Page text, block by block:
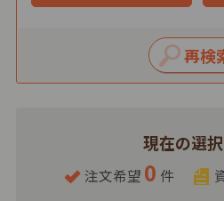
現在の選
注文希望 0 件